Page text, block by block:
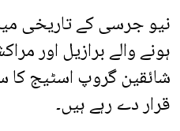
نیو جرسی کے تاریخی
ہونے والے برازیل اور
شائقین گروپ اسٹیج
قرار دے رہے ہیں۔